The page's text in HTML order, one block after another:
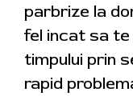
parbrize la
fel incat sa
timpului prin
rapid